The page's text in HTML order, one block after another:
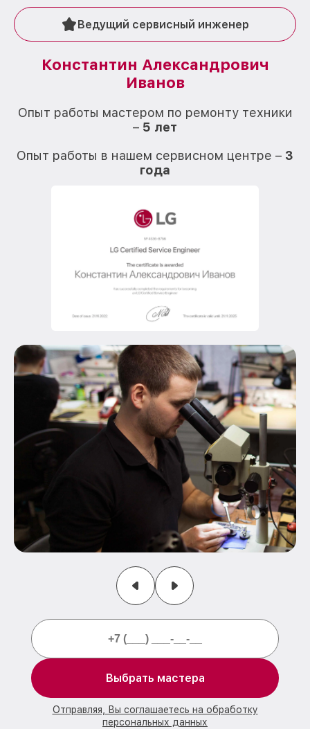
Ведущий сервисный инженер
Константин Александрович
Иванов
Опыт работы мастером по ремонту техники
– 5 лет
Опыт работы в нашем сервисном центре – 3
года
Выбрать мастера
Отправляя, Вы соглашаетесь на обработку
персональных данных